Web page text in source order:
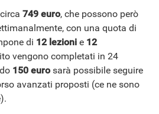
749 euro, che possono però
con una quota di
di 12 lezioni e 12
vengono completati in 24
150 eurosarà possibile seguire
avanzati proposti (ce ne sono